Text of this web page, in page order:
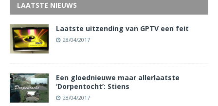
LAATSTE NIEUWS
Laatste uitzending van GPTV een feit
28/04/2017
Een gloednieuwe maar allerlaatste
‘Dorpentocht’: Stiens
28/04/2017